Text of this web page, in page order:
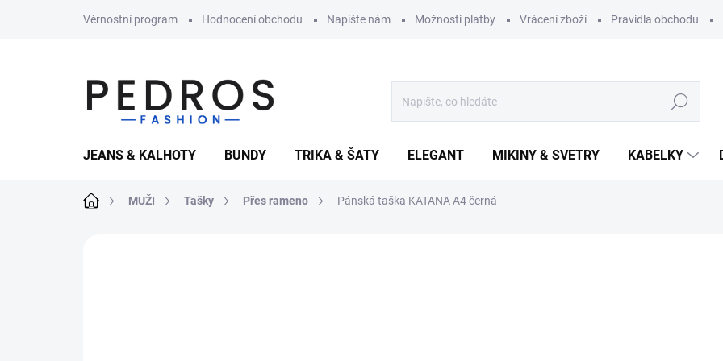
Věrnostní program Hodnocení obchodu Napište nám Možnosti platby Vrácení zboží Pravidla obchodu
Hledat
JEANS & KALHOTY BUNDY TRIKA & ŠATY ELEGANT MIKINY & SVETRY KABELKY
Domů MUŽI Tašky Přes rameno Pánská taška KATANA A4 černá